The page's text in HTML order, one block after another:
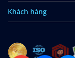
Khách hàng